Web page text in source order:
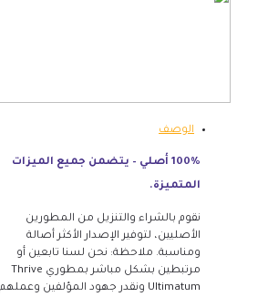
الوصف
100% أصلي – يتضمن جميع الميزات
المتميزة.
نقوم بالشراء والتنزيل من المطورين
الأصليين، لتوفير الإصدار الأكثر أصالة
ومناسبة. ملاحظة: نحن لسنا تابعين أو
مرتبطين بشكل مباشر بمطوري Thrive
Ultimatum ونقدر جهود المؤلفين وعملهم